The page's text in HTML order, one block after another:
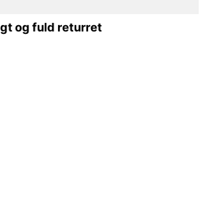
og fuld returret